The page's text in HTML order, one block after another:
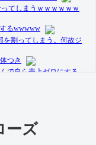
ーズ